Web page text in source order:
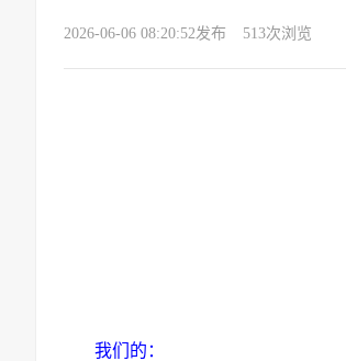
2026-06-06 08:20:52发布 513次浏览
我们的：